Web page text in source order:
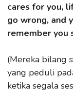
cares for you,
go wrong, and
remember you
(Mereka bilang
yang peduli
ketika segala